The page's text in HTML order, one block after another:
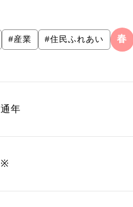
#産業 #住民ふれあい 春
通年
※